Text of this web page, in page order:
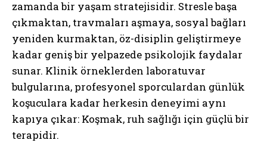
zamanda bir yaşam stratejisidir. Stresle başa
çıkmaktan, travmaları aşmaya, sosyal bağları
yeniden kurmaktan, öz-disiplin geliştirmeye
kadar geniş bir yelpazede psikolojik faydalar
sunar. Klinik örneklerden laboratuvar
bulgularına, profesyonel sporculardan günlük
koşuculara kadar herkesin deneyimi aynı
kapıya çıkar: Koşmak, ruh sağlığı için güçlü bir
terapidir.